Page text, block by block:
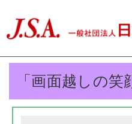
「画面越しの笑